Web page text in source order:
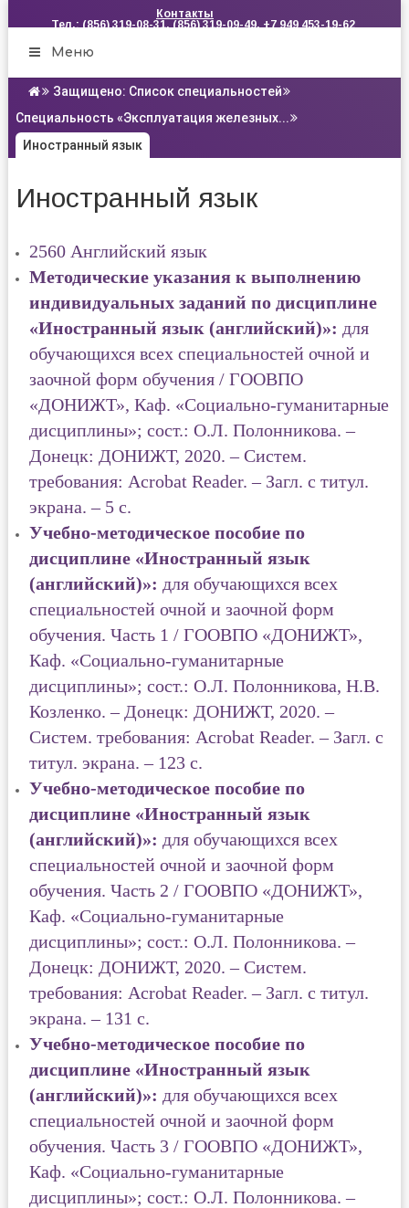
Контакты
Тел.: (856) 319-08-31, (856) 319-09-49, +7 949 453-19-62
Меню
Защищено: Список специальностей
Специальность «Эксплуатация железных...
Иностранный язык
Иностранный язык
2560 Английский язык
Методические указания к выполнению
индивидуальных заданий по дисциплине
«Иностранный язык (английский)»: для
обучающихся всех специальностей очной и
заочной форм обучения / ГООВПО
«ДОНИЖТ», Каф. «Социально-гуманитарные
дисциплины»; сост.: О.Л. Полонникова. –
Донецк: ДОНИЖТ, 2020. – Систем.
требования: Acrobat Reader. – Загл. с титул.
экрана. – 5 с.
Учебно-методическое пособие по
дисциплине «Иностранный язык
(английский)»: для обучающихся всех
специальностей очной и заочной форм
обучения. Часть 1 / ГООВПО «ДОНИЖТ»,
Каф. «Социально-гуманитарные
дисциплины»; сост.: О.Л. Полонникова, Н.В.
Козленко. – Донецк: ДОНИЖТ, 2020. –
Систем. требования: Acrobat Reader. – Загл. с
титул. экрана. – 123 с.
Учебно-методическое пособие по
дисциплине «Иностранный язык
(английский)»: для обучающихся всех
специальностей очной и заочной форм
обучения. Часть 2 / ГООВПО «ДОНИЖТ»,
Каф. «Социально-гуманитарные
дисциплины»; сост.: О.Л. Полонникова. –
Донецк: ДОНИЖТ, 2020. – Систем.
требования: Acrobat Reader. – Загл. с титул.
экрана. – 131 с.
Учебно-методическое пособие по
дисциплине «Иностранный язык
(английский)»: для обучающихся всех
специальностей очной и заочной форм
обучения. Часть 3 / ГООВПО «ДОНИЖТ»,
Каф. «Социально-гуманитарные
дисциплины»; сост.: О.Л. Полонникова. –